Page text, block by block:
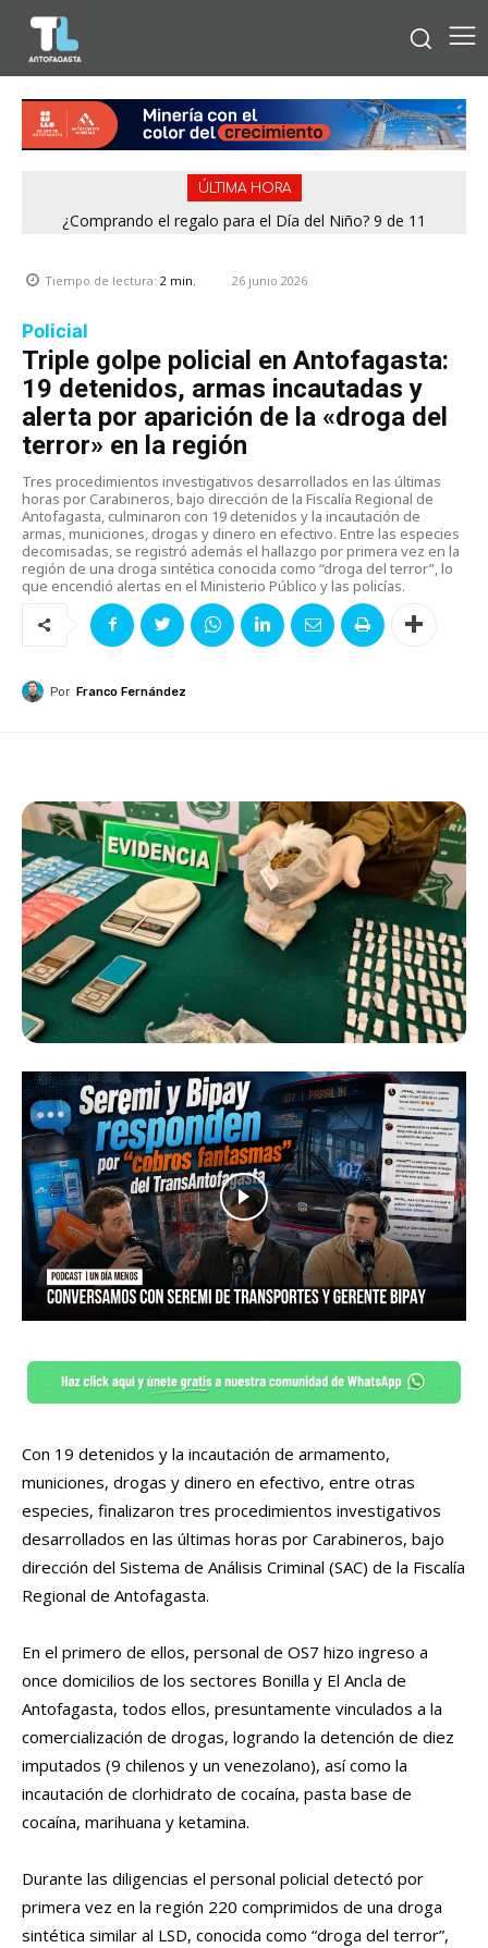
ÚLTIMA HORA
¿Comprando el regalo para el Día del Niño? 9 de 11
Tiempo de lectura: 2 min. 26 junio 2026
Policial
Triple golpe policial en Antofagasta:
19 detenidos, armas incautadas y
alerta por aparición de la «droga del
terror» en la región
Tres procedimientos investigativos desarrollados en las últimas
horas por Carabineros, bajo dirección de la Fiscalía Regional de
Antofagasta, culminaron con 19 detenidos y la incautación de
armas, municiones, drogas y dinero en efectivo. Entre las especies
decomisadas, se registró además el hallazgo por primera vez en la
región de una droga sintética conocida como “droga del terror”, lo
que encendió alertas en el Ministerio Público y las policías.
Por Franco Fernández
Con 19 detenidos y la incautación de armamento,
municiones, drogas y dinero en efectivo, entre otras
especies, finalizaron tres procedimientos investigativos
desarrollados en las últimas horas por Carabineros, bajo
dirección del Sistema de Análisis Criminal (SAC) de la Fiscalía
Regional de Antofagasta.
En el primero de ellos, personal de OS7 hizo ingreso a
once domicilios de los sectores Bonilla y El Ancla de
Antofagasta, todos ellos, presuntamente vinculados a la
comercialización de drogas, logrando la detención de diez
imputados (9 chilenos y un venezolano), así como la
incautación de clorhidrato de cocaína, pasta base de
cocaína, marihuana y ketamina.
Durante las diligencias el personal policial detectó por
primera vez en la región 220 comprimidos de una droga
sintética similar al LSD, conocida como “droga del terror”,